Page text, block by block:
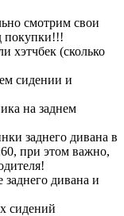
смотрим свои
покупки!!!
хэтчбек (сколько
сидении и
на заднем
заднего дивана в
при этом важно,
заднего дивана и
сидений